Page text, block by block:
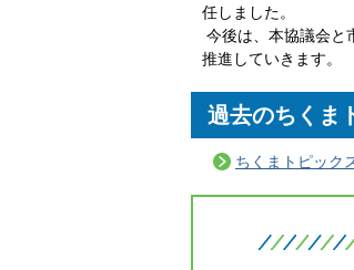
任しました。
今後は、本協議会と
推進していきます。
過去のちくま
ちくまトピック